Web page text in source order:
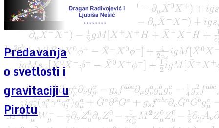
Predavanja
o svetlosti i
gravitaciji u
Pirotu